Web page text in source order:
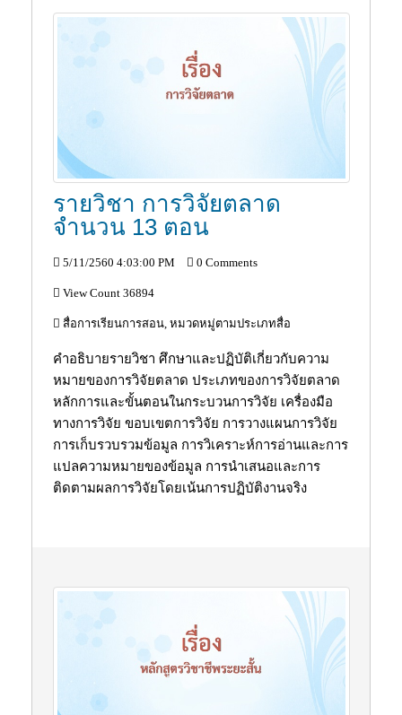
รายวิชา การวิจัยตลาด
จำนวน 13 ตอน
5/11/2560 4:03:00 PM 0 Comments
View Count 36894
สื่อการเรียนการสอน, หมวดหมู่ตามประเภทสื่อ
คำอธิบายรายวิชา ศึกษาและปฏิบัติเกี่ยวกับความ
หมายของการวิจัยตลาด ประเภทของการวิจัยตลาด
หลักการและขั้นตอนในกระบวนการวิจัย เครื่องมือ
ทางการวิจัย ขอบเขตการวิจัย การวางแผนการวิจัย
การเก็บรวบรวมข้อมูล การวิเคราะห์การอ่านและการ
แปลความหมายของข้อมูล การนำเสนอและการ
ติดตามผลการวิจัยโดยเน้นการปฏิบัติงานจริง